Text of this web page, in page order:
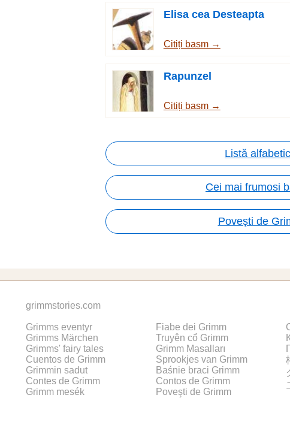
Elisa cea Desteapta
Citiți basm →
Rapunzel
Citiți basm →
Listă
Cei mai frumosi
Poveşti de
grimmstories.com
Grimms eventyr
Grimms Märchen
Grimms' fairy tales
Cuentos de Grimm
Grimmin sadut
Contes de Grimm
Grimm mesék
Fiabe dei Grimm
Truyện cổ Grimm
Grimm Masalları
Sprookjes van Grimm
Baśnie braci Grimm
Contos de Grimm
Poveşti de Grimm